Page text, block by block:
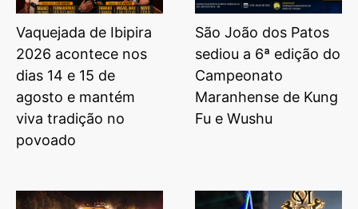
Vaquejada de Ibipira
2026 acontece nos
dias 14 e 15 de
agosto e mantém
viva tradição no
povoado
São João dos Patos
sediou a 6ª edição do
Campeonato
Maranhense de Kung
Fu e Wushu